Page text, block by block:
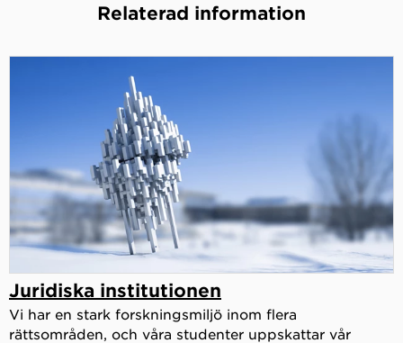
Relaterad information
Juridiska institutionen
Vi har en stark forskningsmiljö inom flera
rättsområden, och våra studenter uppskattar vår